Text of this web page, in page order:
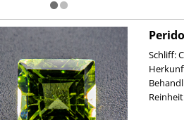
Schliff: